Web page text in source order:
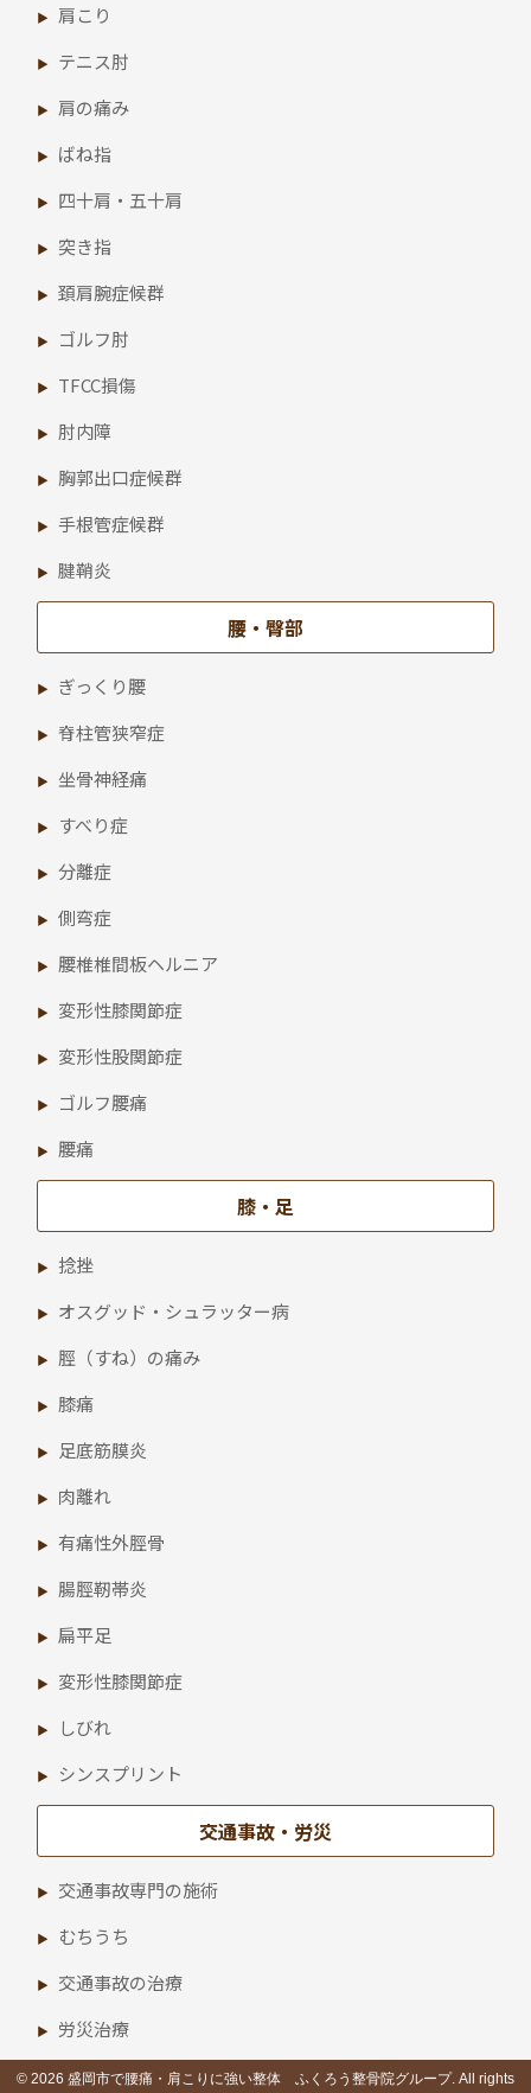
肩こり
テニス肘
肩の痛み
ばね指
四十肩・五十肩
突き指
頚肩腕症候群
ゴルフ肘
TFCC損傷
肘内障
胸郭出口症候群
手根管症候群
腱鞘炎
腰・臀部
ぎっくり腰
脊柱管狭窄症
坐骨神経痛
すべり症
分離症
側弯症
腰椎椎間板ヘルニア
変形性膝関節症
変形性股関節症
ゴルフ腰痛
腰痛
膝・足
捻挫
オスグッド・シュラッター病
脛（すね）の痛み
膝痛
足底筋膜炎
肉離れ
有痛性外脛骨
腸脛靭帯炎
扁平足
変形性膝関節症
しびれ
シンスプリント
交通事故・労災
交通事故専門の施術
むちうち
交通事故の治療
労災治療
© 2026 盛岡市で腰痛・肩こりに強い整体 ふくろう整骨院グループ. All rights